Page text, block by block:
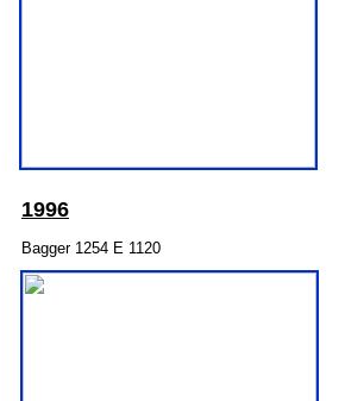
1996
Bagger 1254 E 1120